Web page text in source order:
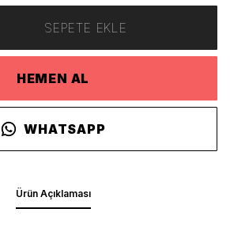
SEPETE EKLE
HEMEN AL
WHATSAPP
Ürün Açıklaması